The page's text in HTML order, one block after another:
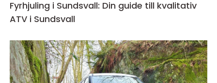
Fyrhjuling i Sundsvall: Din guide till kvalitativ
ATV i Sundsvall